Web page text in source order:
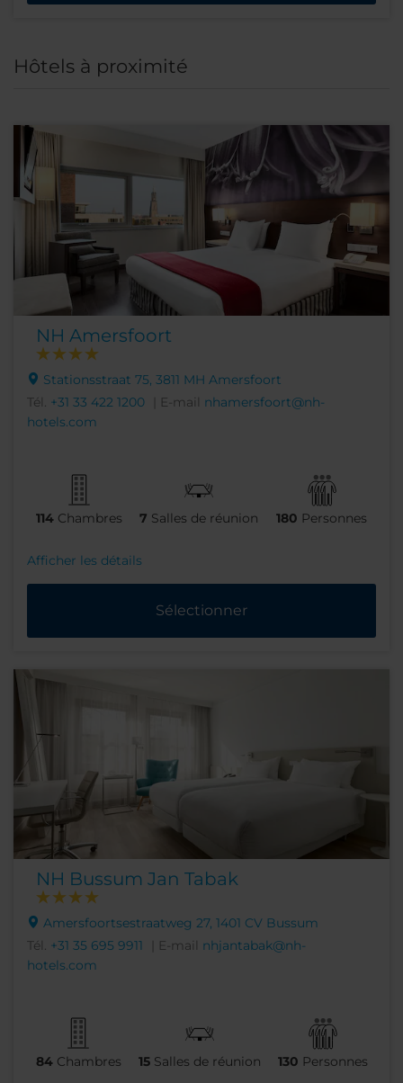
Hôtels à proximité
NH Amersfoort
Stationsstraat 75, 3811 MH Amersfoort
Tél. +31 33 422 1200 | E-mail nhamersfoort@nh-
hotels.com
114 Chambres 7 Salles de réunion 180 Personnes
Afficher les détails
Sélectionner
NH Bussum Jan Tabak
Amersfoortsestraatweg 27, 1401 CV Bussum
Tél. +31 35 695 9911 | E-mail nhjantabak@nh-
hotels.com
84 Chambres 15 Salles de réunion 130 Personnes